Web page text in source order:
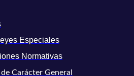
Especiales
Normativas
Carácter General